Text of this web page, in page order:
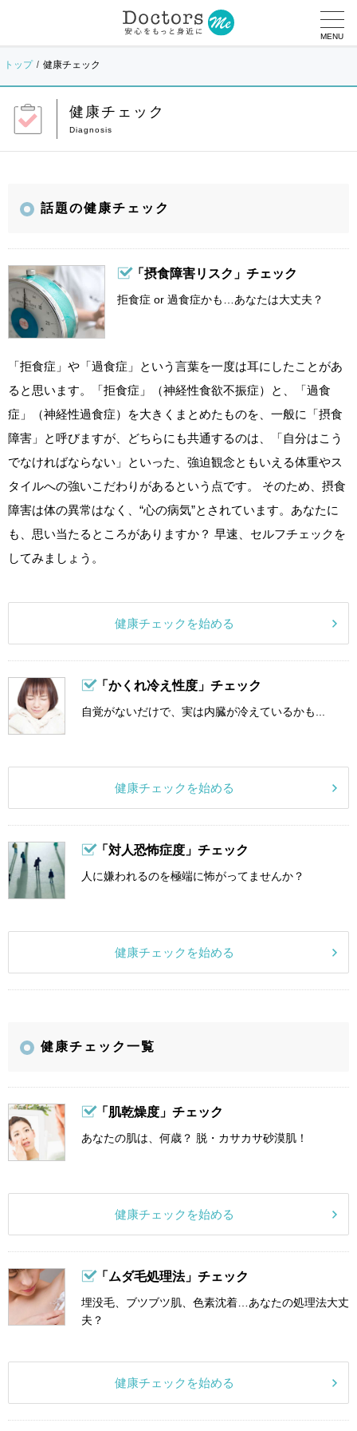
MENU
トップ 健康チェック
健康チェック
話題の健康チェック
「摂食障害リスク」チェック
拒食症 or 過食症かも…あなたは大丈夫？
「拒食症」や「過食症」という言葉を一度は耳にしたことがあ
ると思います。「拒食症」（神経性食欲不振症）と、「過食
症」（神経性過食症）を大きくまとめたものを、一般に「摂食
障害」と呼びますが、どちらにも共通するのは、「自分はこう
でなければならない」といった、強迫観念ともいえる体重やス
タイルへの強いこだわりがあるという点です。 そのため、摂食
障害は体の異常はなく、“心の病気”とされています。あなたに
も、思い当たるところがありますか？ 早速、セルフチェックを
してみましょう。
健康チェックを始める
「かくれ冷え性度」チェック
自覚がないだけで、実は内臓が冷えているかも...
健康チェックを始める
「対人恐怖症度」チェック
人に嫌われるのを極端に怖がってませんか？
健康チェックを始める
健康チェック一覧
「肌乾燥度」チェック
あなたの肌は、何歳？ 脱・カサカサ砂漠肌！
健康チェックを始める
「ムダ毛処理法」チェック
埋没毛、ブツブツ肌、色素沈着…あなたの処理法大丈
夫？
健康チェックを始める